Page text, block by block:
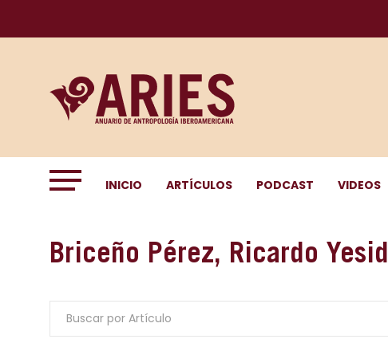
INICIO ARTÍCULOS PODCAST VIDEOS
Briceño Pérez, Ricardo Yesid